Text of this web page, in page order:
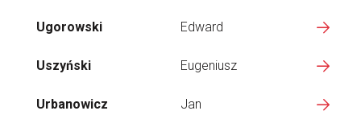
Ugorowski Edward
Uszyński Eugeniusz
Urbanowicz Jan